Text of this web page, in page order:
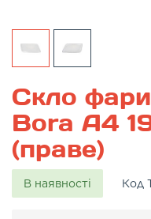
Скло
Bora A4
(праве)
В наявності Код